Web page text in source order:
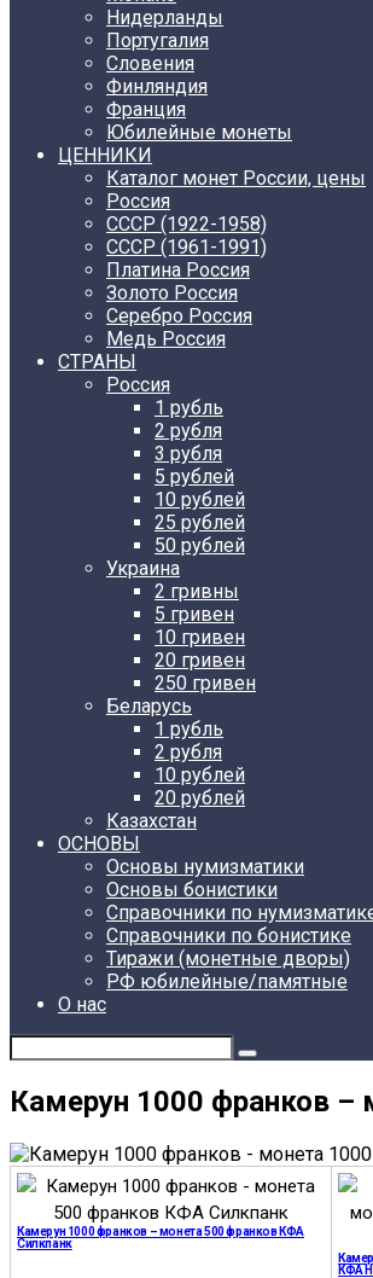
Нидерланды
Португалия
Словения
Финляндия
Франция
Юбилейные монеты
ЦЕННИКИ
Каталог монет России, цены
Россия
СССР (1922-1958)
CCCР (1961-1991)
Платина Россия
Золото Россия
Серебро Россия
Медь Россия
СТРАНЫ
Россия
1 рубль
2 рубля
3 рубля
5 рублей
10 рублей
25 рублей
50 рублей
Украина
2 гривны
5 гривен
10 гривен
20 гривен
250 гривен
Беларусь
1 рубль
2 рубля
10 рублей
20 рублей
Казахстан
ОСНОВЫ
Основы нумизматики
Основы бонистики
Справочники по
Справочники по бонистике
Тиражи (монетные дворы)
РФ юбилейные/памятные
О нас
Камерун 1000 франков –
Камерун 1000 франков – монета 500 франков КФА
Силкпанк
КФА